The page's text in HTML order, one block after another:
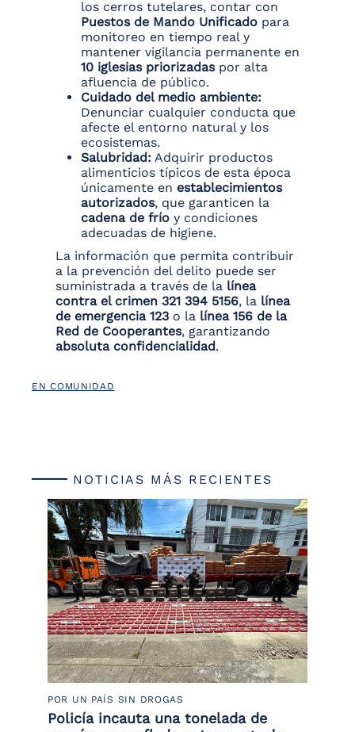
los cerros tutelares, contar con
Puestos de Mando Unificado para
monitoreo en tiempo real y
mantener vigilancia permanente en
10 iglesias priorizadaspor alta
afluencia de público.
Cuidado del medio ambiente:
Denunciar cualquier conducta que
afecte el entorno natural y los
ecosistemas.
Salubridad: Adquirir productos
alimenticios típicos de esta época
únicamente en establecimientos
autorizados, que garanticen la
cadena de frío y condiciones
adecuadas de higiene.
La información que permita contribuir
a la prevención del delito puede ser
suministrada a través de la línea
contra el crimen 321 394 5156, la línea
de emergencia 123 o la línea 156 de la
Red de Cooperantes, garantizando
absoluta confidencialidad.
EN COMUNIDAD
NOTICIAS MÁS RECIENTES
POR UN PAÍS SIN DROGAS
Policía incauta una tonelada de